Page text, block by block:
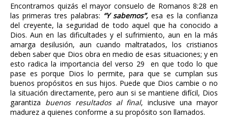
Encontramos quizás el mayor consuelo de Romanos 8:28 en
las primeras tres palabras: “Y sabemos”, esa es la confianza
del creyente, la seguridad de todo aquel que ha conocido a
Dios. Aun en las dificultades y el sufrimiento, aun en la más
amarga desilusión, aun cuando maltratados, los cristianos
deben saber que Dios obra en medio de esas situaciones; y en
esto radica la importancia del verso 29 en que todo lo que
pase es porque Dios lo permite, para que se cumplan sus
buenos propósitos en sus hijos. Puede que Dios cambie o no
la situación directamente, pero aun si se mantiene difícil, Dios
garantiza buenos resultados al final, inclusive una mayor
madurez a quienes conforme a su propósito son llamados.